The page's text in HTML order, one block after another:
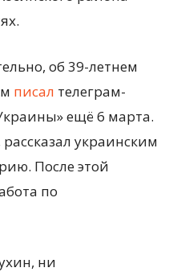
об 39-летнем
писал телеграм-
ещё 6 марта.
украинским
После этой
по
ни